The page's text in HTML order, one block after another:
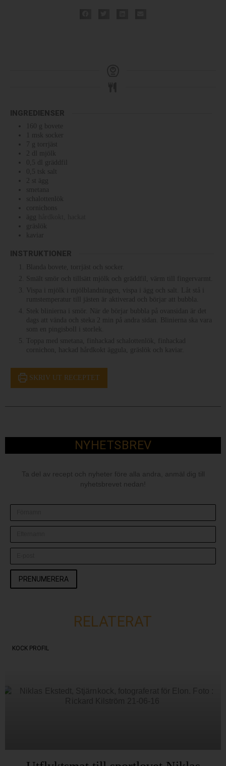
INGREDIENSER
160 g
bovete
msk
socker
7 g torrjäst
2 dl
mjölk
0,5 dl
gräddfil
0,5 tsk
salt
2
st
ägg
smetana
schalottenlök
cornichons
ägg
gräslök
kaviar
INSTRUKTIONER
Blanda bovete, torrjäst och socker.
Smält smör och tillsätt mjölk och gräddfil, värm till fingervarmt.
Vispa i mjölk i mjölblandningen, vispa i ägg och salt. Låt stå i
rumstemperatur till jästen är aktiverad och börjar att bubbla.
Stek blinierna i smör. När de börjar bubbla på ovansidan är det
dags att vända och steka 2 min på andra sidan. Blinierna ska vara
som en pingisboll i storlek.
Toppa med smetana, finhackad schalottenlök, finhackad
cornichon, hackad hårdkokt äggula, gräslök och kaviar.
SKRIV UT RECEPTET
NYHETSBREV
Ta del av recept och nyheter före alla andra, anmäl dig till
nyhetsbrevet nedan!
PRENUMERERA
RELATERAT
KOCK PROFIL